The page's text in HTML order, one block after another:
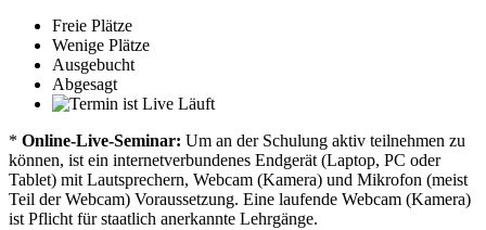
Freie Plätze
Wenige Plätze
Ausgebucht
Abgesagt
Läuft
* Online-Live-Seminar: Um an der Schulung aktiv teilnehmen zu
können, ist ein internetverbundenes Endgerät (Laptop, PC oder
Tablet) mit Lautsprechern, Webcam (Kamera) und Mikrofon (meist
Teil der Webcam) Voraussetzung. Eine laufende Webcam (Kamera)
ist Pflicht für staatlich anerkannte Lehrgänge.